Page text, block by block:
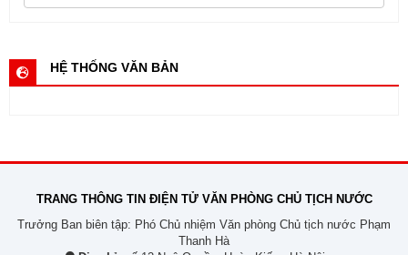
HỆ THỐNG VĂN BẢN
TRANG THÔNG TIN ĐIỆN TỬ VĂN PHÒNG CHỦ TỊCH NƯỚC
Trưởng Ban biên tập: Phó Chủ nhiệm Văn phòng Chủ tịch nước Phạm
Thanh Hà